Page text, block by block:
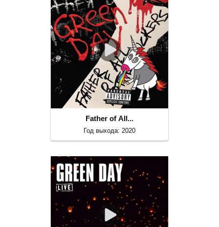
Father of All...
Год выхода: 2020